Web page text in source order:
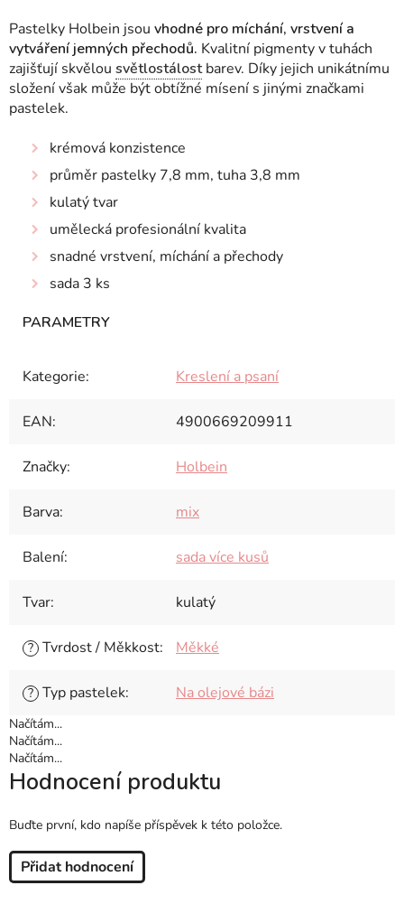
Pastelky Holbein jsou vhodné pro míchání, vrstvení a
vytváření jemných přechodů. Kvalitní pigmenty v tuhách
zajišťují skvělou světlostálostbarev. Díky jejich unikátnímu
složení však může být obtížné mísení s jinými značkami
pastelek.
krémová konzistence
průměr pastelky 7,8 mm, tuha 3,8 mm
kulatý tvar
umělecká profesionální kvalita
snadné vrstvení, míchání a přechody
sada 3 ks
Kategorie: Kreslení a psaní
EAN: 4900669209911
Značky: Holbein
Barva: mix
Balení: sada více kusů
Tvar: kulatý
? Tvrdost / Měkkost: Měkké
? Typ pastelek: Na olejové bázi
Načítám...
Načítám...
Načítám...
Hodnocení produktu
Buďte první, kdo napíše příspěvek k této položce.
Přidat hodnocení